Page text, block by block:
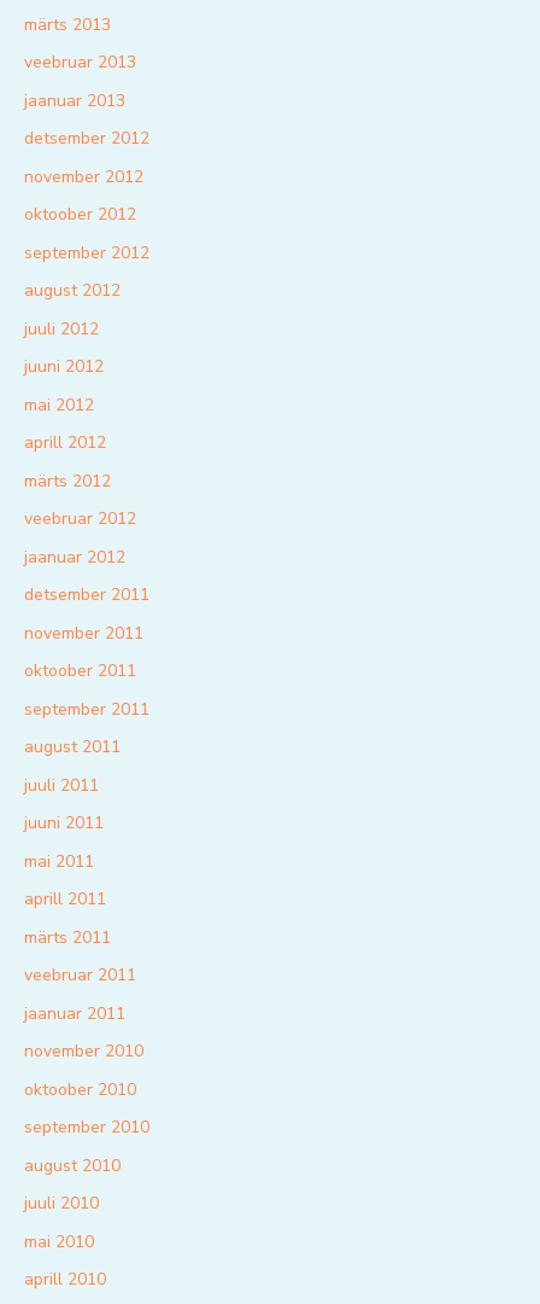
märts 2013
veebruar 2013
jaanuar 2013
detsember 2012
november 2012
oktoober 2012
september 2012
august 2012
juuli 2012
juuni 2012
mai 2012
aprill 2012
märts 2012
veebruar 2012
jaanuar 2012
detsember 2011
november 2011
oktoober 2011
september 2011
august 2011
juuli 2011
juuni 2011
mai 2011
aprill 2011
märts 2011
veebruar 2011
jaanuar 2011
november 2010
oktoober 2010
september 2010
august 2010
juuli 2010
mai 2010
aprill 2010